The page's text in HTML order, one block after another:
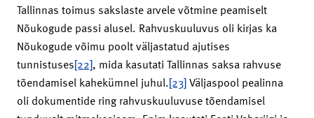
Tallinnas toimus sakslaste arvele võtmine peamiselt
Nõukogude passi alusel. Rahvuskuuluvus oli kirjas ka
Nõukogude võimu poolt väljastatud ajutises
tunnistuses[22], mida kasutati Tallinnas saksa rahvuse
tõendamisel kahekümnel juhul.[23]Väljaspool pealinna
oli dokumentide ring rahvuskuuluvuse tõendamisel